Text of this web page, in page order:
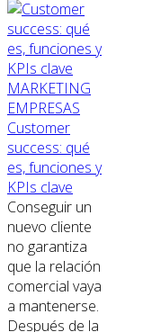
MARKETING
EMPRESAS
Customer
success: qué
es, funciones y
KPIs clave
Conseguir un
nuevo cliente
no garantiza
que la relación
comercial vaya
a mantenerse.
Después de la